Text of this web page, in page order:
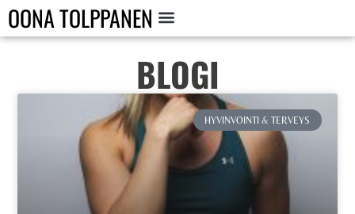
OONA TOLPPANEN
BLOGI
HYVINVOINTI & TERVEYS